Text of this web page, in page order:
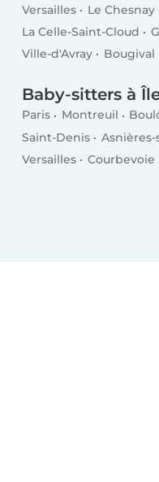
Versailles Le Chesnay
La Celle-Saint-Cloud
Ville-d'Avray
Bougival
Baby-sitters à
Paris Montreuil
Saint-Denis
Asnières-
Versailles
Courbevoie